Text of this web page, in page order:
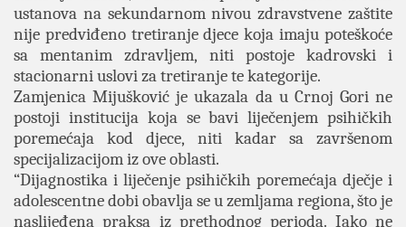
ustanova na sekundarnom nivou zdravstvene zaštite
nije predviđeno tretiranje djece koja imaju poteškoće
sa mentanim zdravljem, niti postoje kadrovski i
stacionarni uslovi za tretiranje te kategorije.
Zamjenica Mijušković je ukazala da u Crnoj Gori ne
postoji institucija koja se bavi liječenjem psihičkih
poremećaja kod djece, niti kadar sa završenom
specijalizacijom iz ove oblasti.
“Dijagnostika i liječenje psihičkih poremećaja dječje i
adolescentne dobi obavlja se u zemljama regiona, što je
naslijeđena praksa iz prethodnog perioda. Iako ne